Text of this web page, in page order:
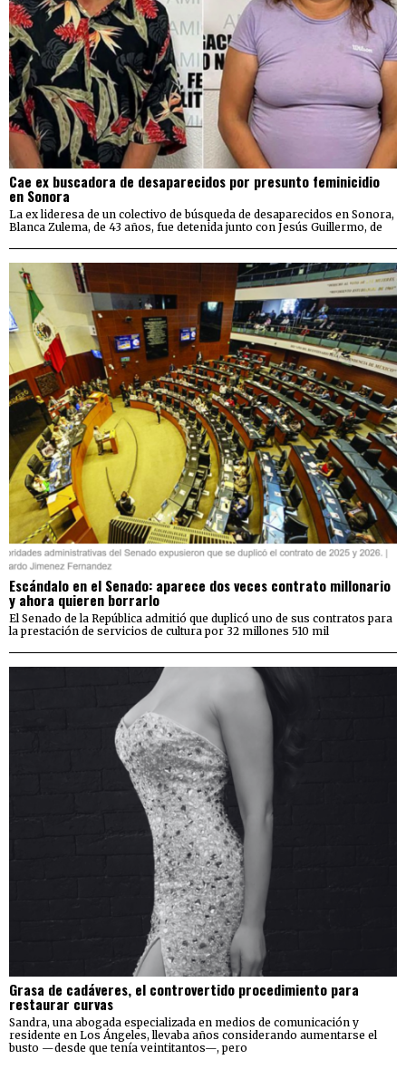
Cae ex buscadora de desaparecidos por presunto feminicidio
en Sonora
La ex lideresa de un colectivo de búsqueda de desaparecidos en Sonora,
Blanca Zulema, de 43 años, fue detenida junto con Jesús Guillermo, de
Escándalo en el Senado: aparece dos veces contrato millonario
y ahora quieren borrarlo
El Senado de la República admitió que duplicó uno de sus contratos para
la prestación de servicios de cultura por 32 millones 510 mil
Grasa de cadáveres, el controvertido procedimiento para
restaurar curvas
Sandra, una abogada especializada en medios de comunicación y
residente en Los Ángeles, llevaba años considerando aumentarse el
busto —desde que tenía veintitantos—, pero